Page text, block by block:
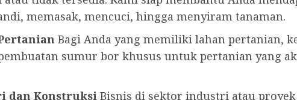
memasak, mencuci, hingga menyiram tanaman.
Bagi Anda yang memiliki lahan pertanian,
sumur bor khusus untuk pertanian yang
dan Konstruksi Bisnis di sektor industri atau